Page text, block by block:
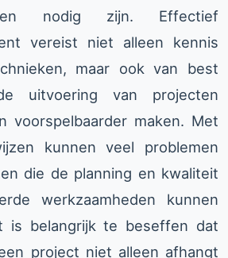
nodig zijn. Effectief
vereist niet alleen kennis
maar ook van best
uitvoering van projecten
voorspelbaarder maken. Met
kunnen veel problemen
die de planning en kwaliteit
werkzaamheden kunnen
is belangrijk te beseffen dat
project niet alleen afhangt